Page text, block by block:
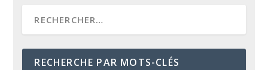
RECHERCHE PAR MOTS-CLÉS